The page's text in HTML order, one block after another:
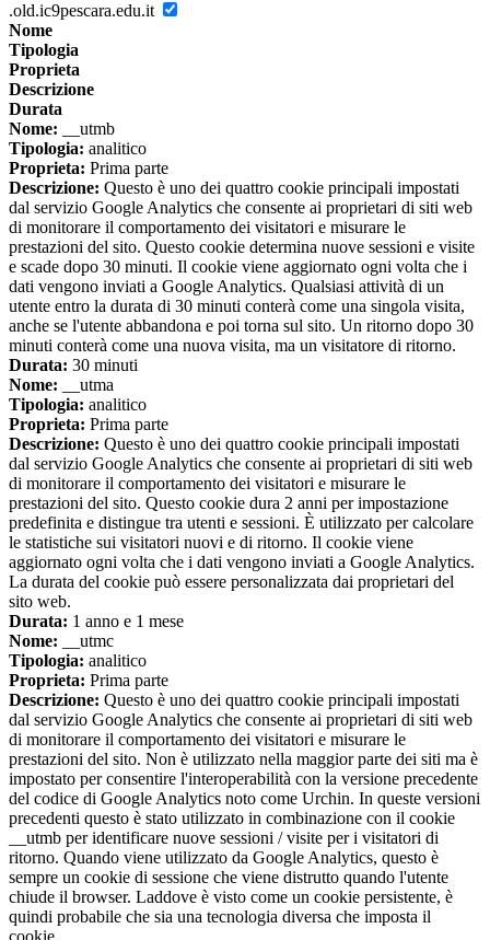
.old.ic9pescara.edu.it
Nome
Tipologia
Proprieta
Descrizione
Durata
Nome: __utmb
Tipologia: analitico
Proprieta: Prima parte
Descrizione: Questo è uno dei quattro cookie principali impostati
dal servizio Google Analytics che consente ai proprietari di siti web
di monitorare il comportamento dei visitatori e misurare le
prestazioni del sito. Questo cookie determina nuove sessioni e visite
e scade dopo 30 minuti. Il cookie viene aggiornato ogni volta che i
dati vengono inviati a Google Analytics. Qualsiasi attività di un
utente entro la durata di 30 minuti conterà come una singola visita,
anche se l'utente abbandona e poi torna sul sito. Un ritorno dopo 30
minuti conterà come una nuova visita, ma un visitatore di ritorno.
Durata: 30 minuti
Nome: __utma
Tipologia: analitico
Proprieta: Prima parte
Descrizione: Questo è uno dei quattro cookie principali impostati
dal servizio Google Analytics che consente ai proprietari di siti web
di monitorare il comportamento dei visitatori e misurare le
prestazioni del sito. Questo cookie dura 2 anni per impostazione
predefinita e distingue tra utenti e sessioni. È utilizzato per calcolare
le statistiche sui visitatori nuovi e di ritorno. Il cookie viene
aggiornato ogni volta che i dati vengono inviati a Google Analytics.
La durata del cookie può essere personalizzata dai proprietari del
sito web.
Durata: 1 anno e 1 mese
Nome: __utmc
Tipologia: analitico
Proprieta: Prima parte
Descrizione: Questo è uno dei quattro cookie principali impostati
dal servizio Google Analytics che consente ai proprietari di siti web
di monitorare il comportamento dei visitatori e misurare le
prestazioni del sito. Non è utilizzato nella maggior parte dei siti ma è
impostato per consentire l'interoperabilità con la versione precedente
del codice di Google Analytics noto come Urchin. In queste versioni
precedenti questo è stato utilizzato in combinazione con il cookie
__utmb per identificare nuove sessioni / visite per i visitatori di
ritorno. Quando viene utilizzato da Google Analytics, questo è
sempre un cookie di sessione che viene distrutto quando l'utente
chiude il browser. Laddove è visto come un cookie persistente, è
quindi probabile che sia una tecnologia diversa che imposta il